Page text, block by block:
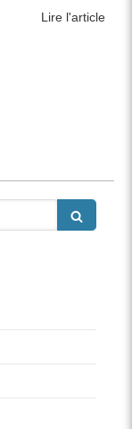
Lire l'article